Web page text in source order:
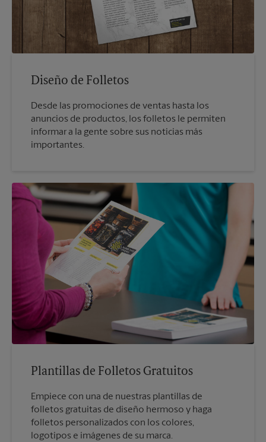
Diseño de Folletos
Desde las promociones de ventas hasta los
anuncios de productos, los folletos le permiten
informar a la gente sobre sus noticias más
importantes.
Plantillas de Folletos Gratuitos
Empiece con una de nuestras plantillas de
folletos gratuitas de diseño hermoso y haga
folletos personalizados con los colores,
logotipos e imágenes de su marca.